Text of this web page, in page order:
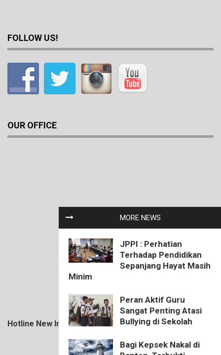
MORE NEWS
JPPI : Perhatian
Terhadap Pendidikan
Sepanjang Hayat Masih
Minim
Peran Aktif Guru
Sangat Penting Atasi
Bullying di Sekolah
Bagi Kepsek Nakal di
FOLLOW US!
OUR OFFICE
Hotline New Indonesia: +62 811-1000-1400